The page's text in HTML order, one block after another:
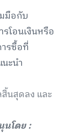
มือกับ
โอนเงินหรือ
รซื้อที่
ะนำ
นสุดลง และ
นโดย :